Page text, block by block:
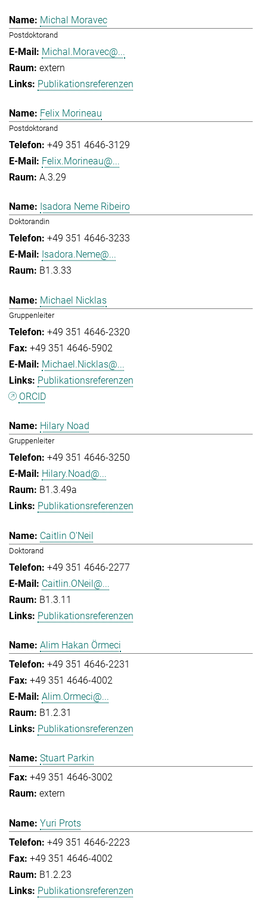
Michal Moravec
Postdoktorand
Michal.Moravec@...
extern
Publikationsreferenzen
Felix Morineau
Postdoktorand
+49 351 4646-3129
Felix.Morineau@...
A.3.29
Isadora Neme Ribeiro
Doktorandin
+49 351 4646-3233
Isadora.Neme@...
B1.3.33
Michael Nicklas
Gruppenleiter
+49 351 4646-2320
+49 351 4646-5902
Michael.Nicklas@...
Publikationsreferenzen
ORCID
Hilary Noad
Gruppenleiter
+49 351 4646-3250
Hilary.Noad@...
B1.3.49a
Publikationsreferenzen
Caitlin O'Neil
Doktorand
+49 351 4646-2277
Caitlin.ONeil@...
B1.3.11
Publikationsreferenzen
Alim Hakan Örmeci
+49 351 4646-2231
+49 351 4646-4002
Alim.Ormeci@...
B1.2.31
Publikationsreferenzen
Stuart Parkin
+49 351 4646-3002
extern
Yuri Prots
+49 351 4646-2223
+49 351 4646-4002
B1.2.23
Publikationsreferenzen